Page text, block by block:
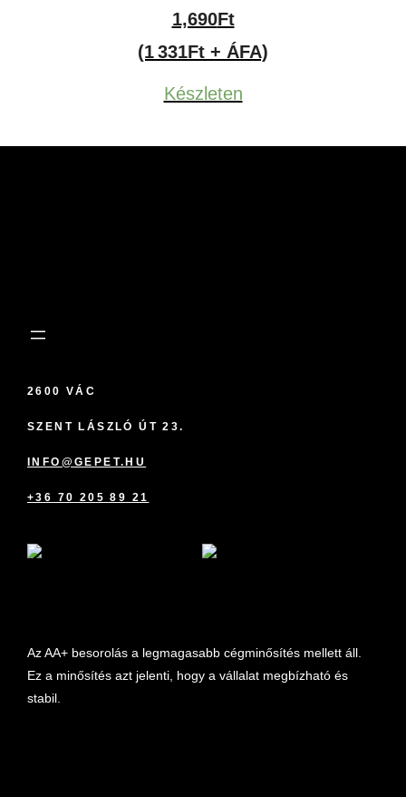
1,690Ft
(1 331Ft + ÁFA)
Készleten
2600 VÁC
SZENT LÁSZLÓ ÚT 23.
INFO@GEPET.HU
+36 70 205 89 21
Az AA+ besorolás a legmagasabb cégminősítés mellett áll.
Ez a minősítés azt jelenti, hogy a vállalat megbízható és
stabil.